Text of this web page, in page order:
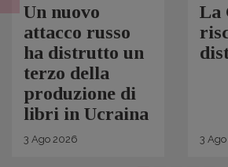
Un nuovo
attacco russo
ha distrutto un
terzo della
produzione di
libri in Ucraina
3 Ago 2026
La
3 Ago